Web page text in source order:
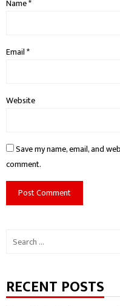
Name*
Email*
Website
Save my name, email, and
comment.
Search
RECENT POSTS